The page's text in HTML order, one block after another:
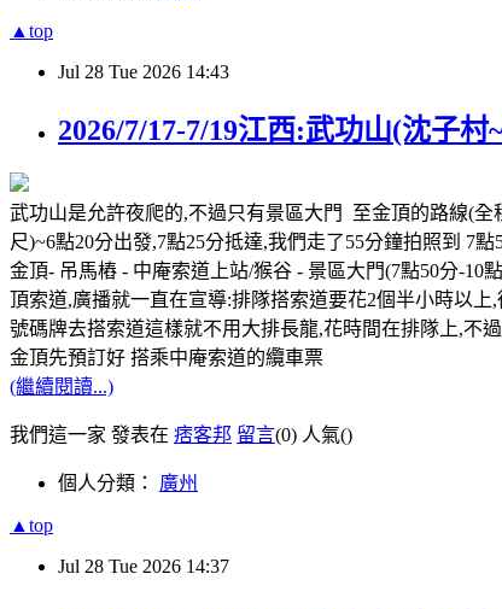
▲top
Jul 28 Tue 2026 14:43
2026/7/17-7/19江西:武功山(沈子村
武功山是允許夜爬的,不過只有景區大門 至金頂的路線(全
尺)~6點20分出發,7點25分抵達,我們走了55分鐘拍照到 7
金頂- 吊馬樁 - 中庵索道上站/猴谷 - 景區大門(7點50分-
頂索道,廣播就一直在宣導:排隊搭索道要花2個半小時以
號碼牌去搭索道這樣就不用大排長龍,花時間在排隊上,不
金頂先預訂好 搭乘中庵索道的纜車票
(繼續閱讀...)
我們這一家 發表在 痞客邦 留言(0) 人氣()
個人分類： 廣州
▲top
Jul 28 Tue 2026 14:37